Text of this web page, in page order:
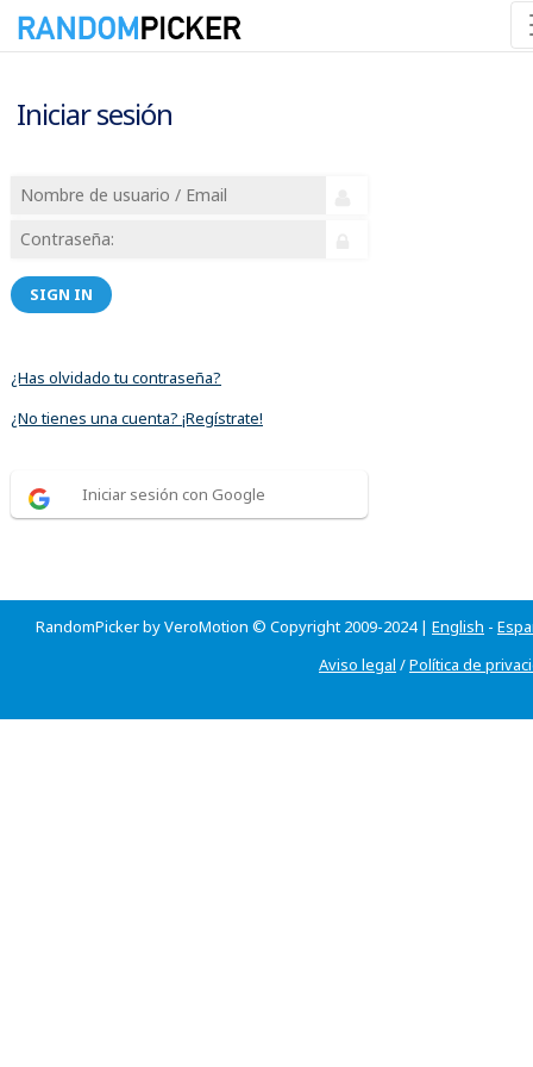
Iniciar sesión
SIGN IN
¿Has olvidado tu contraseña?
¿No tienes una cuenta? ¡Regístrate!
Iniciar sesión con Google
RandomPicker by VeroMotion © Copyright 2009-2024 | English -
Aviso legal /Política de